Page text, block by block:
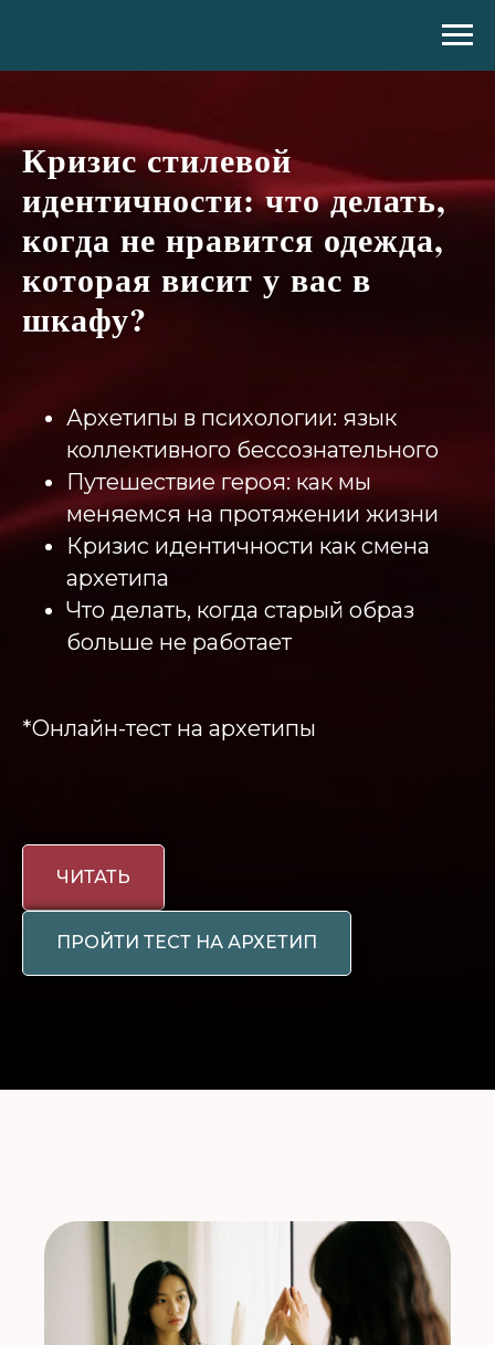
Кризис стилевой
идентичности: что делать,
когда не нравится одежда,
которая висит у вас в
шкафу?
Архетипы в психологии: язык
коллективного бессознательного
Путешествие героя: как мы
меняемся на протяжении жизни
Кризис идентичности как смена
архетипа
Что делать, когда старый образ
больше не работает
*Онлайн-тест на архетипы
ЧИТАТЬ
ПРОЙТИ ТЕСТ НА АРХЕТИП